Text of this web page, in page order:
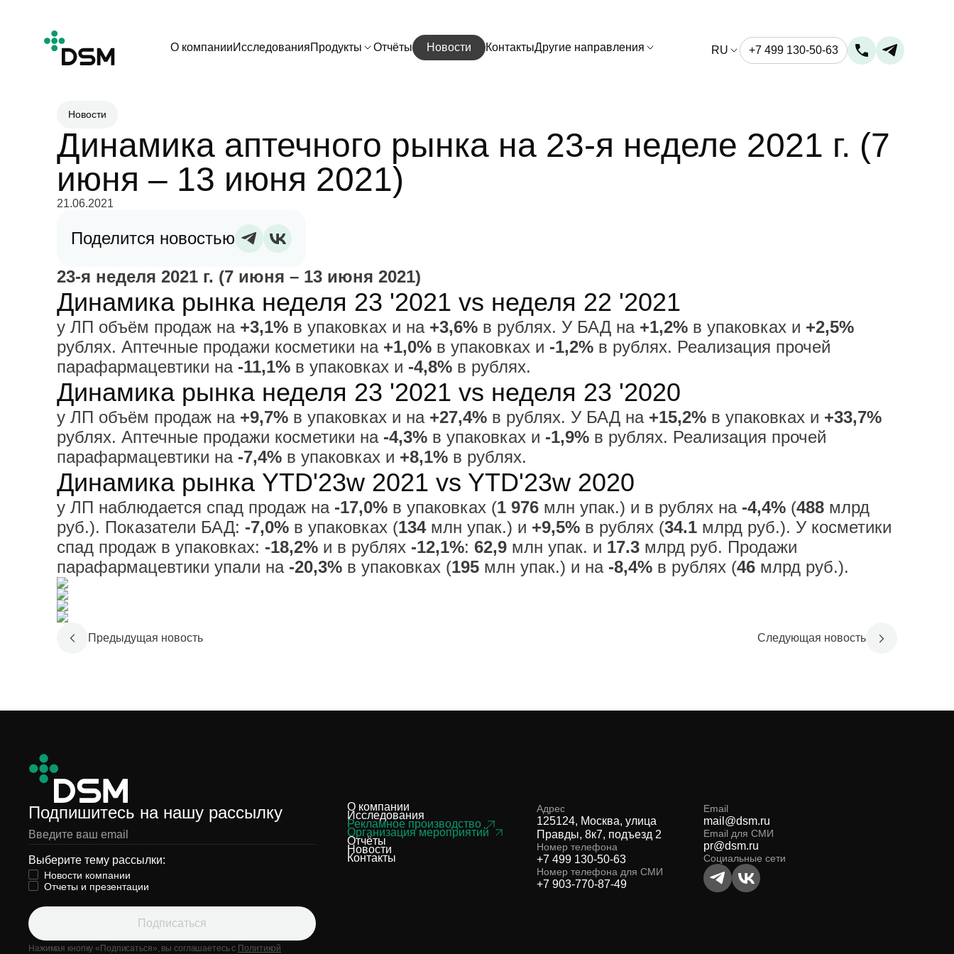
О компанииИсследованияПродукты Отчёты Новости КонтактыДругие направления RU +7 499 130-50-63
Новости
Динамика аптечного рынка на 23-я неделе 2021 г. (7
июня – 13 июня 2021)
21.06.2021
Поделится новостью
23-я неделя 2021 г. (7 июня – 13 июня 2021)
Динамика рынка неделя 23 '2021 vs неделя 22 '2021
у ЛП объём продаж на +3,1% в упаковках и на +3,6% в рублях. У БАД на +1,2% в упаковках и +2,5%
рублях. Аптечные продажи косметики на +1,0% в упаковках и -1,2% в рублях. Реализация прочей
парафармацевтики на -11,1% в упаковках и -4,8% в рублях.
Динамика рынка неделя 23 '2021 vs неделя 23 '2020
у ЛП объём продаж на +9,7% в упаковках и на +27,4% в рублях. У БАД на +15,2% в упаковках и +33,7%
рублях. Аптечные продажи косметики на -4,3% в упаковках и -1,9% в рублях. Реализация прочей
парафармацевтики на -7,4% в упаковках и +8,1% в рублях.
Динамика рынка YTD'23w 2021 vs YTD'23w 2020
у ЛП наблюдается спад продаж на -17,0% в упаковках (1 976 млн упак.) и в рублях на-4,4% (488 млрд
руб.). Показатели БАД: -7,0% в упаковках (134 млн упак.) и +9,5% в рублях (34.1 млрд руб.). У косметики
спад продаж в упаковках: -18,2% и в рублях -12,1%: 62,9 млн упак. и 17.3 млрд руб. Продажи
парафармацевтики упали на -20,3% в упаковках (195 млн упак.) и на -8,4% в рублях (46 млрд руб.).
Предыдущая новость Следующая новость
Подпишитесь на нашу рассылку
Выберите тему рассылки:
Новости компании
Отчеты и презентации
Подписаться
Нажимая кнопку «Подписаться», вы соглашаетесь с Политикой
О компании
Исследования
Рекламное производство
Организация мероприятий
Отчёты
Новости
Контакты
Адрес
125124, Москва, улица
Правды, 8к7, подъезд 2
Номер телефона
+7 499 130-50-63
Номер телефона для СМИ
+7 903-770-87-49
Email
mail@dsm.ru
Email для СМИ
pr@dsm.ru
Социальные сети